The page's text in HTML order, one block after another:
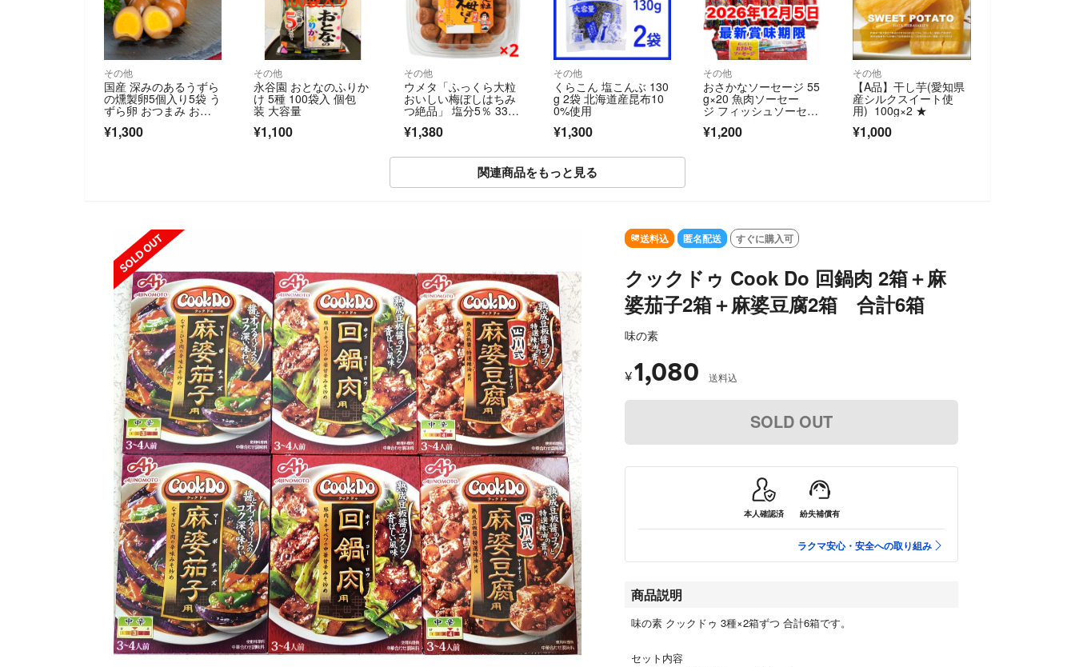
その他
国産 深みのあるうずら
の燻製卵5個入り5袋 う
ずら卵 おつまみ おか
¥1,300
その他
永谷園 おとなのふりか
け 5種 100袋入 個包
装 大容量
¥1,100
その他
ウメタ「ふっくら大粒
おいしい梅ぼしはちみ
つ絶品」 塩分5％ 330g
¥1,380
その他
くらこん 塩こんぶ 130
g 2袋 北海道産昆布10
0%使用
¥1,300
その他
おさかなソーセージ 55
g×20 魚肉ソーセー
ジ フィッシュソーセー
¥1,200
その他
【A品】干し芋(愛知県
産シルクスイート使
用) 100g×2 ★
¥1,000
関連商品をもっと見る
送料込 匿名配送 すぐに購入可
クックドゥ Cook Do 回鍋肉 2箱＋麻
婆茄子2箱＋麻婆豆腐2箱 合計6箱
味の素
¥1,080 送料込
SOLD OUT
本人確認済 紛失補償有
ラクマ安心・安全への取り組み
商品説明
味の素 クックドゥ 3種×2箱ずつ 合計6箱です。
セット内容